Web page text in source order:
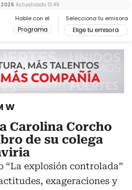
Hable con el
Programa
Selecciona tu emisora
Elige tu emisora
Actualizado 13:49
W
Carolina Corcho
de su colega
“La explosión controlada”
exageraciones y